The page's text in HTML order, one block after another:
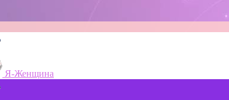
Я-Женщина